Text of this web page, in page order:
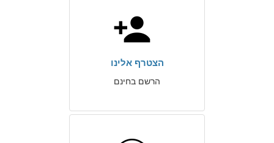
הצטרף אלינו
הרשם בחינם